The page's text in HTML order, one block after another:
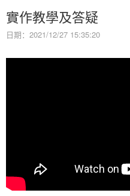
實作教學及答疑
日期：2021/12/27 15:35:20